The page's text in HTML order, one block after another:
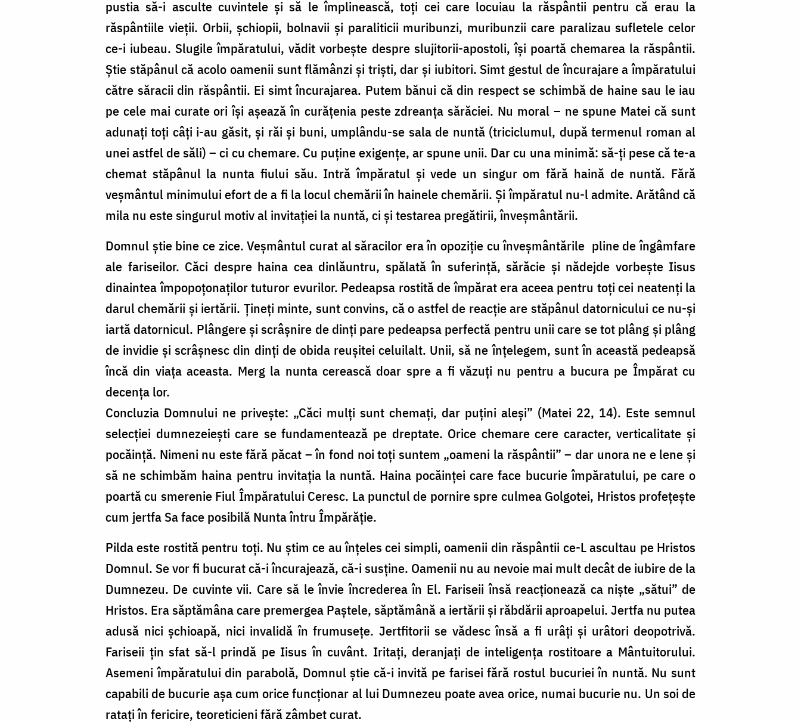
pustia să-i asculte cuvintele și să le împlinească, toți cei care locuiau la răspântii pentru că erau la
răspântiile vieții. Orbii, șchiopii, bolnavii și paraliticii muribunzi, muribunzii care paralizau sufletele celor
ce-i iubeau. Slugile împăratului, vădit vorbește despre slujitorii-apostoli, își poartă chemarea la răspântii.
Știe stăpânul că acolo oamenii sunt flămânzi și triști, dar și iubitori. Simt gestul de încurajare a împăratului
către săracii din răspântii. Ei simt încurajarea. Putem bănui că din respect se schimbă de haine sau le iau
pe cele mai curate ori își așează în curățenia peste zdreanța sărăciei. Nu moral – ne spune Matei că sunt
adunați toți câți i-au găsit, și răi și buni, umplându-se sala de nuntă (triciclumul, după termenul roman al
unei astfel de săli) – ci cu chemare. Cu puține exigențe, ar spune unii. Dar cu una minimă: să-ți pese că te-a
chemat stăpânul la nunta fiului său. Intră împăratul și vede un singur om fără haină de nuntă. Fără
veșmântul minimului efort de a fi la locul chemării în hainele chemării. Și împăratul nu-l admite. Arătând că
mila nu este singurul motiv al invitației la nuntă, ci și testarea pregătirii, înveșmântării.
Domnul știe bine ce zice. Veșmântul curat al săracilor era în opoziție cu înveșmântările pline de îngâmfare
ale fariseilor. Căci despre haina cea dinlăuntru, spălată în suferință, sărăcie și nădejde vorbește Iisus
dinaintea împopoțonaților tuturor evurilor. Pedeapsa rostită de împărat era aceea pentru toți cei neatenți la
darul chemării și iertării. Țineți minte, sunt convins, că o astfel de reacție are stăpânul datornicului ce nu-și
iartă datornicul. Plângere și scrâșnire de dinți pare pedeapsa perfectă pentru unii care se tot plâng și plâng
de invidie și scrâșnesc din dinți de obida reușitei celuilalt. Unii, să ne înțelegem, sunt în această pedeapsă
încă din viața aceasta. Merg la nunta cerească doar spre a fi văzuți nu pentru a bucura pe Împărat cu
decența lor.
Concluzia Domnului ne privește: „Căci mulți sunt chemați, dar puțini aleși” (Matei 22, 14). Este semnul
selecției dumnezeiești care se fundamentează pe dreptate. Orice chemare cere caracter, verticalitate și
pocăință. Nimeni nu este fără păcat – în fond noi toți suntem „oameni la răspântii” – dar unora ne e lene și
să ne schimbăm haina pentru invitația la nuntă. Haina pocăinței care face bucurie împăratului, pe care o
poartă cu smerenie Fiul Împăratului Ceresc. La punctul de pornire spre culmea Golgotei, Hristos profețește
cum jertfa Sa face posibilă Nunta întru Împărăție.
Pilda este rostită pentru toți. Nu știm ce au înțeles cei simpli, oamenii din răspântii ce-L ascultau pe Hristos
Domnul. Se vor fi bucurat că-i încurajează, că-i susține. Oamenii nu au nevoie mai mult decât de iubire de la
Dumnezeu. De cuvinte vii. Care să le învie încrederea în El. Fariseii însă reacționează ca niște „sătui” de
Hristos. Era săptămâna care premergea Paștele, săptămână a iertării și răbdării aproapelui. Jertfa nu putea
adusă nici șchioapă, nici invalidă în frumusețe. Jertfitorii se vădesc însă a fi urâți și urâtori deopotrivă.
Fariseii țin sfat să-l prindă pe Iisus în cuvânt. Iritați, deranjați de inteligența rostitoare a Mântuitorului.
Asemeni împăratului din parabolă, Domnul știe că-i invită pe farisei fără rostul bucuriei în nuntă. Nu sunt
capabili de bucurie așa cum orice funcționar al lui Dumnezeu poate avea orice, numai bucurie nu. Un soi de
ratați în fericire, teoreticieni fără zâmbet curat.